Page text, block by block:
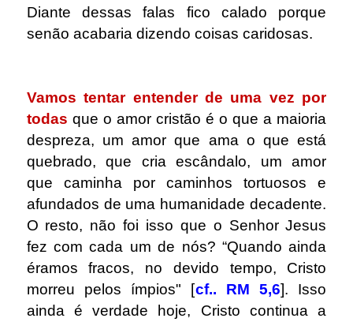
Diante dessas falas fico calado porque
senão acabaria dizendo coisas caridosas.
Vamos tentar entender de uma vez por
todas que o amor cristão é o que a maioria
despreza, um amor que ama o que está
quebrado, que cria escândalo, um amor
que caminha por caminhos tortuosos e
afundados de uma humanidade decadente.
O resto, não foi isso que o Senhor Jesus
fez com cada um de nós? “Quando ainda
éramos fracos, no devido tempo, Cristo
morreu pelos ímpios" [cf.. RM 5,6]. Isso
ainda é verdade hoje, Cristo continua a